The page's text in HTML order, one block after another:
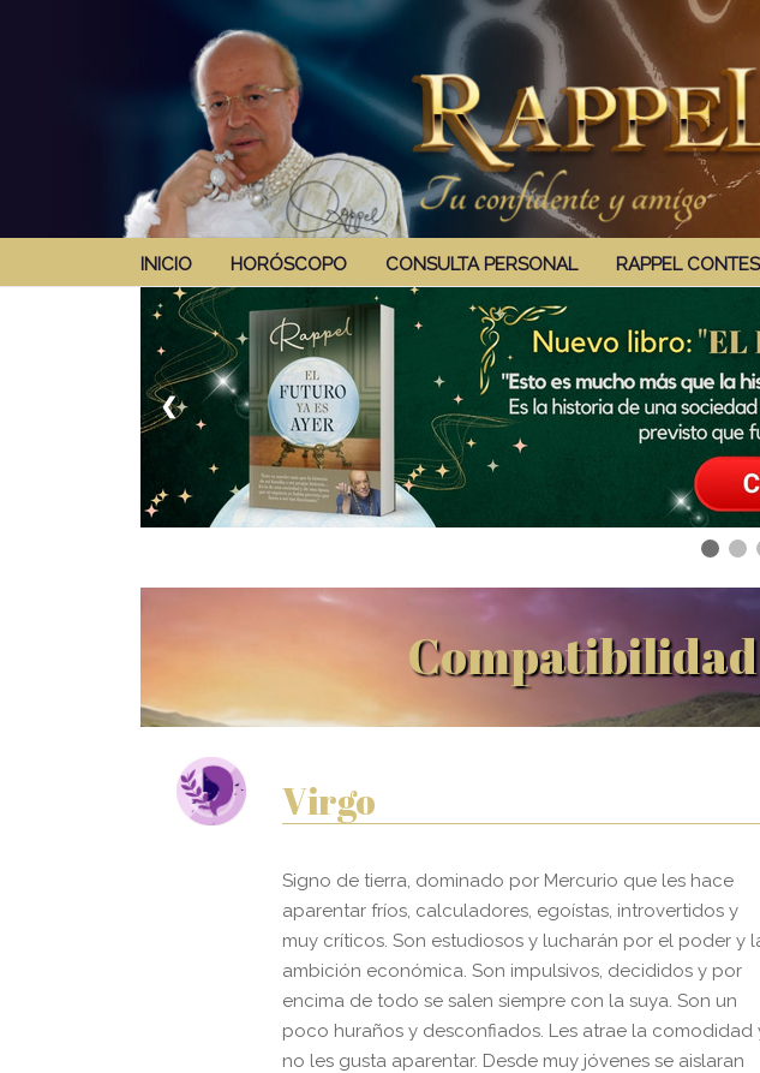
INICIO HORÓSCOPO CONSULTA PERSONAL RAPPEL
❮
Virgo
Signo de tierra, dominado por Mercurio que les hace
aparentar fríos, calculadores, egoístas, introvertidos y
muy críticos. Son estudiosos y lucharán por el poder y
ambición económica. Son impulsivos, decididos y por
encima de todo se salen siempre con la suya. Son un
poco huraños y desconfiados. Les atrae la comodidad
no les gusta aparentar. Desde muy jóvenes se aislaran